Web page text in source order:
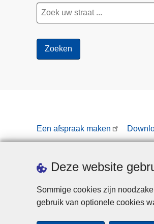
Deze website
Sommige cookies zijn
gebruik van optionele cookies
Een afspraak maken